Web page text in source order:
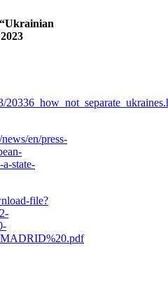
en/press-
state-
file?